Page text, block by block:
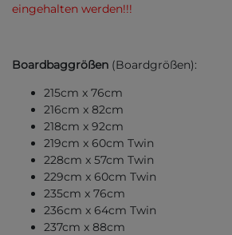
eingehalten werden!!!
Boardbaggrößen (Boardgrößen):
215cm x 76cm
216cm x 82cm
218cm x 92cm
219cm x 60cm Twin
228cm x 57cm Twin
229cm x 60cm Twin
235cm x 76cm
236cm x 64cm Twin
237cm x 88cm